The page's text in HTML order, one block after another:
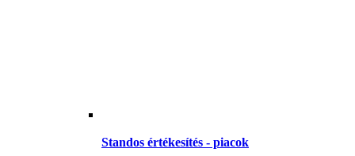
Standos értékesítés - piacok